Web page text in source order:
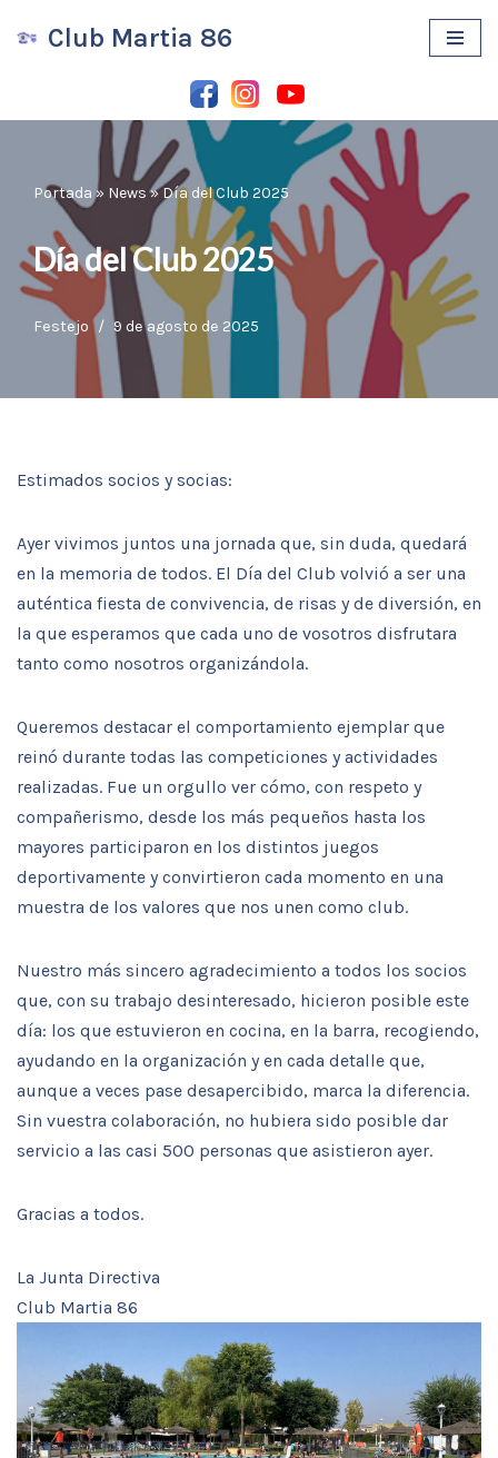
contenido
Club Martia 86
Portada » News»Día del Club 2025
Día del Club 2025
Festejo 9 de agosto de 2025
Estimados socios y socias:
Ayer vivimos juntos una jornada que, sin duda, quedará
en la memoria de todos. El Día del Club volvió a ser una
auténtica fiesta de convivencia, de risas y de diversión, en
la que esperamos que cada uno de vosotros disfrutara
tanto como nosotros organizándola.
Queremos destacar el comportamiento ejemplar que
reinó durante todas las competiciones y actividades
realizadas. Fue un orgullo ver cómo, con respeto y
compañerismo, desde los más pequeños hasta los
mayores participaron en los distintos juegos
deportivamente y convirtieron cada momento en una
muestra de los valores que nos unen como club.
Nuestro más sincero agradecimiento a todos los socios
que, con su trabajo desinteresado, hicieron posible este
día: los que estuvieron en cocina, en la barra, recogiendo,
ayudando en la organización y en cada detalle que,
aunque a veces pase desapercibido, marca la diferencia.
Sin vuestra colaboración, no hubiera sido posible dar
servicio a las casi 500 personas que asistieron ayer.
Gracias a todos.
La Junta Directiva
Club Martia 86